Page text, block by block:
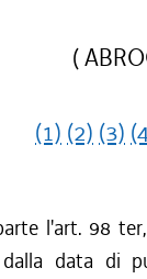
(
(1) (2) (3)
l'art. 98
data di